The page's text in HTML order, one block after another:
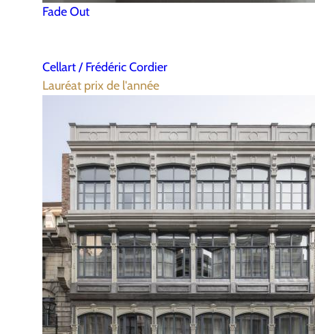
Fade Out
Cellart / Frédéric Cordier
Lauréat prix de l'année